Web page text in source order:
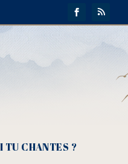
TU CHANTES ?